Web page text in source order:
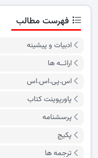
فهرست مطالب
ادبیات و پیشینه
ارائــه ها
اس.پی.اس.اس
پاورپوینت کتاب
پرسشنامه
پکیج
ترجمه ها